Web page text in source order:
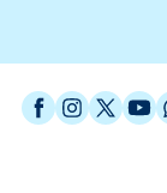
Facebook
X /